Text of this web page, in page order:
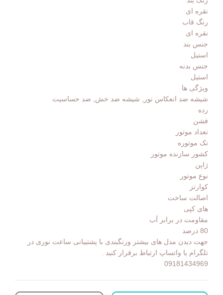
نقره ای
رنگ قاب
نقره ای
جنس بند
استیل
جنس بدنه
استیل
ویژگی ها
شیشه ضد انعکاس نور, شیشه ضد خش, ضد حساسیت
رده
فشن
تعداد موتور
تک موتوره
کشور سازنده موتور
ژاپن
نوع موتور
کوارتز
اصالت ساخت
های کپی
مقاومت در برابر آب
80 درصد
جهت دیدن مدل های بیشتر ورنگبندی با پشتیبانی ساعت نوری در
تلگرام یا واتساپ ارتباط برقرار کنید .
09181434969